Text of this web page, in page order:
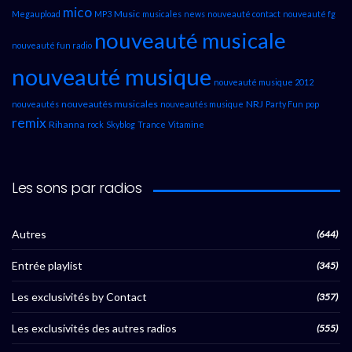
Megaupload mico MP3 Music musicales news nouveauté contact nouveauté fg
nouveauté fun radio nouveauté musicale
nouveauté musique nouveauté musique 2012
nouveautés nouveautés musicales nouveautés musique NRJ Party Fun pop
remix Rihanna rock Skyblog Trance Vitamine
Les sons par radios
Autres (644)
Entrée playlist (345)
Les exclusivités by Contact (357)
Les exclusivités des autres radios (555)